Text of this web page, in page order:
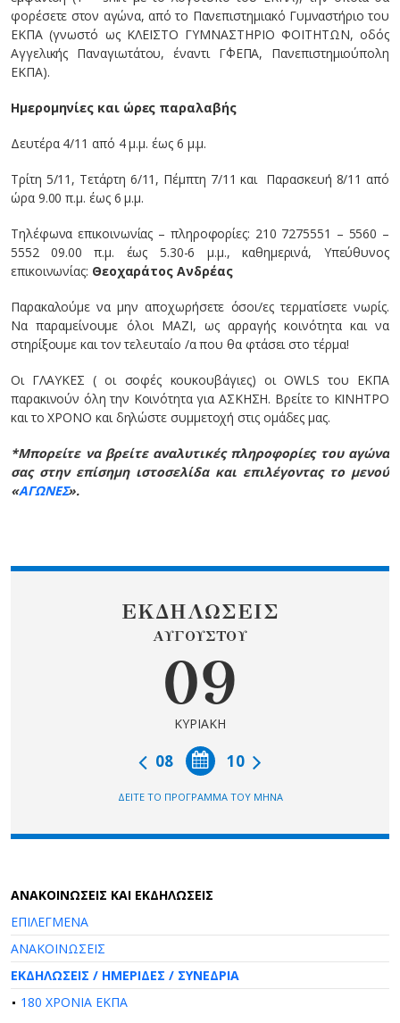
φορέσετε στον αγώνα, από το Πανεπιστημιακό Γυμναστήριο του
ΕΚΠΑ (γνωστό ως ΚΛΕΙΣΤΟ ΓΥΜΝΑΣΤΗΡΙΟ ΦΟΙΤΗΤΩΝ, οδός
Αγγελικής Παναγιωτάτου, έναντι Γ΄ΦΕΠΑ, Πανεπιστημιούπολη
ΕΚΠΑ).
Ημερομηνίες και ώρες παραλαβής
Δευτέρα 4/11 από 4 μ.μ. έως 6 μ.μ.
Τρίτη 5/11, Τετάρτη 6/11, Πέμπτη 7/11 και Παρασκευή 8/11 από
ώρα 9.00 π.μ. έως 6 μ.μ.
Τηλέφωνα επικοινωνίας – πληροφορίες: 210 7275551 – 5560 –
5552 09.00 π.μ. έως 5.30-6 μ.μ., καθημερινά, Υπεύθυνος
επικοινωνίας: Θεοχαράτος Ανδρέας
Παρακαλούμε να μην αποχωρήσετε όσοι/ες τερματίσετε νωρίς.
Να παραμείνουμε όλοι ΜΑΖΙ, ως αρραγής κοινότητα και να
στηρίξουμε και τον τελευταίο /α που θα φτάσει στο τέρμα!
Οι ΓΛΑΥΚΕΣ ( οι σοφές κουκουβάγιες) οι OWLS του ΕΚΠΑ
παρακινούν όλη την Κοινότητα για ΑΣΚΗΣΗ. Βρείτε το ΚΙΝΗΤΡΟ
και το ΧΡΟΝΟ και δηλώστε συμμετοχή στις ομάδες μας.
*Μπορείτε να βρείτε αναλυτικές πληροφορίες του αγώνα
σας στην επίσημη ιστοσελίδα και επιλέγοντας το μενού
«ΑΓΩΝΕΣ».
ΕΚΔΗΛΩΣΕΙΣ
ΑΥΓΟΥΣΤΟΥ
09
ΚΥΡΙΑΚΗ
10
08
ΔΕΙΤΕ ΤΟ ΠΡΟΓΡΑΜΜΑ ΤΟΥ ΜΗΝΑ
AΝΑΚΟΙΝΩΣΕΙΣ ΚΑΙ ΕΚΔΗΛΩΣΕΙΣ
ΕΠΙΛΕΓΜΕΝΑ
ΑΝΑΚΟΙΝΩΣΕΙΣ
ΕΚΔΗΛΩΣΕΙΣ / ΗΜΕΡΙΔΕΣ / ΣΥΝΕΔΡΙΑ
180 ΧΡΟΝΙΑ ΕΚΠΑ